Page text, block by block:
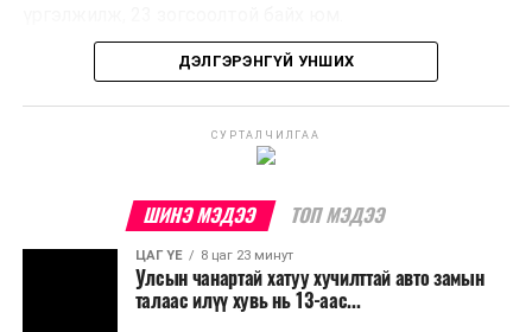
Төслийг бүрэн хэрэгжүүлснээр цагт 10-12 мянган
Трамвайн системийг хөгжүүлснээр нийтийн тээвэрт
суурилсан хот төлөвлөлтийг дэмжиж, шугам болон
зогсоолуудыг түшиглэсэн худалдаа, үйлчилгээ, орон
сууцны шинэ бүсүүд бий болох боломжтой. Үүний
зэрэгцээ ажлын байр нэмэгдэх, жижиг, дунд
ДЭЛГЭРЭНГҮЙ УНШИХ
СУРТАЛЧИЛГАА
ШИНЭ МЭДЭЭ ТОП МЭДЭЭ
ЦАГ ҮЕ 8 цаг 23 минут
Улсын чанартай хатуу хучилттай авто замын
талаас илүү хувь нь 13-аас...